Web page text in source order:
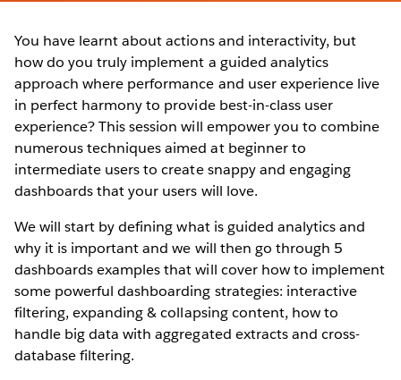
You have learnt about actions and interactivity, but
how do you truly implement a guided analytics
approach where performance and user experience live
in perfect harmony to provide best-in-class user
experience? This session will empower you to combine
numerous techniques aimed at beginner to
intermediate users to create snappy and engaging
dashboards that your users will love.
We will start by defining what is guided analytics and
why it is important and we will then go through 5
dashboards examples that will cover how to implement
some powerful dashboarding strategies: interactive
filtering, expanding & collapsing content, how to
handle big data with aggregated extracts and cross-
database filtering.